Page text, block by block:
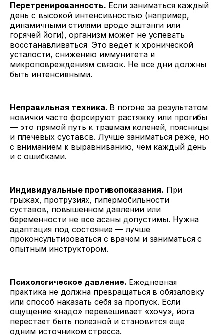
Перетренированность. Если заниматься каждый
день с высокой интенсивностью (например,
динамичными стилями вроде аштанги или
горячей йоги), организм может не успевать
восстанавливаться. Это ведет к хронической
усталости, снижению иммунитета и
микроповреждениям связок. Не все дни должны
быть интенсивными.
Неправильная техника. В погоне за результатом
новички часто форсируют растяжку или прогибы
— это прямой путь к травмам коленей, поясницы
и плечевых суставов. Лучше заниматься реже, но
с вниманием к выравниванию, чем каждый день
и с ошибками.
Индивидуальные противопоказания. При
грыжах, протрузиях, гипермобильности
суставов, повышенном давлении или
беременности не все асаны допустимы. Нужна
адаптация под состояние — лучше
проконсультироваться с врачом и заниматься с
опытным инструктором.
Психологическое давление. Ежедневная
практика не должна превращаться в обязаловку
или способ наказать себя за пропуск. Если
ощущение «надо» перевешивает «хочу», йога
перестает быть полезной и становится еще
одним источником стресса.